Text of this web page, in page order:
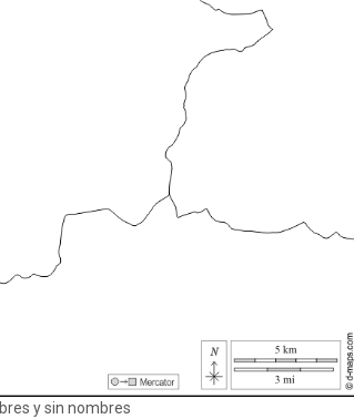
y sin nombres